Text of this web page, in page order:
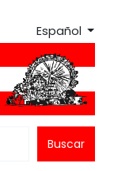
Español
Buscar